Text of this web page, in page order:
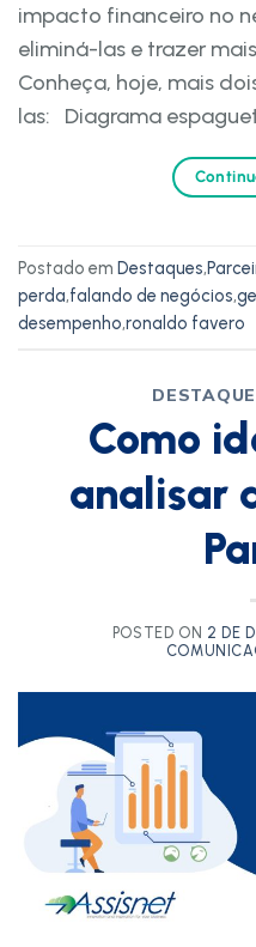
impacto financeiro no
eliminá-las e trazer
Conheça, hoje, mais
las: Diagrama
Postado em Destaques,
perda,falando de negócios,
desempenho,ronaldo favero
Como
analisar
POSTED ON 2 DE